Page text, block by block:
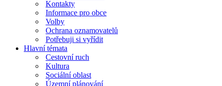
Kontakty
Informace pro obce
Volby
Ochrana oznamovatelů
Potřebuji si vyřídit
Hlavní témata
Cestovní ruch
Kultura
Sociální oblast
Územní plánování